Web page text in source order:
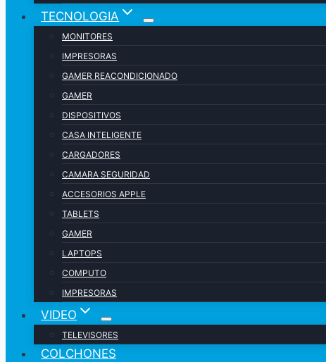
TECNOLOGIA
MONITORES
IMPRESORAS
GAMER REACONDICIONADO
GAMER
DISPOSITIVOS
CASA INTELIGENTE
CARGADORES
CAMARA SEGURIDAD
ACCESORIOS APPLE
TABLETS
GAMER
LAPTOPS
COMPUTO
IMPRESORAS
VIDEO
TELEVISORES
COLCHONES